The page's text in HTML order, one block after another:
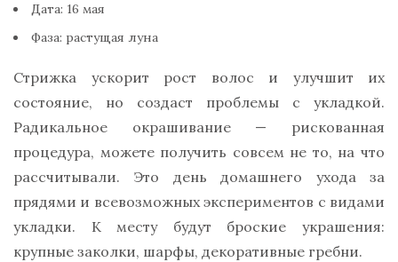
Дата: 16 мая
Фаза: растущая луна
Стрижка ускорит рост волос и улучшит их
состояние, но создаст проблемы с укладкой.
Радикальное окрашивание — рискованная
процедура, можете получить совсем не то, на что
рассчитывали. Это день домашнего ухода за
прядями и всевозможных экспериментов с видами
укладки. К месту будут броские украшения:
крупные заколки, шарфы, декоративные гребни.